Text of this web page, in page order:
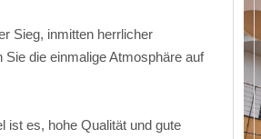
Sieg, inmitten herrlicher
die einmalige Atmosphäre auf
ist es, hohe Qualität und gute